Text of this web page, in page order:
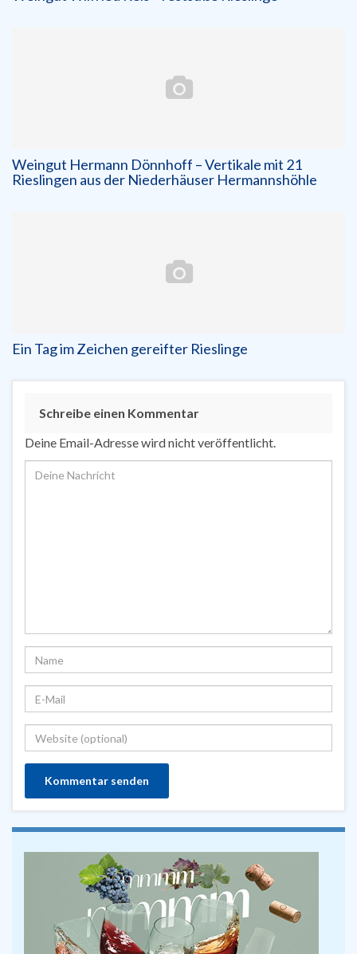
Weingut Hermann Dönnhoff – Vertikale mit 21
Rieslingen aus der Niederhäuser Hermannshöhle
Ein Tag im Zeichen gereifter Rieslinge
Schreibe einen Kommentar
Deine Email-Adresse wird nicht veröffentlicht.